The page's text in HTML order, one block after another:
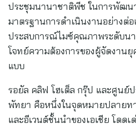
ประชุมนานาชาติพีช ในการพัฒน
มาตรฐานการดำเนินงานอย่างต่อ
ประสบการณ์ไมซ์คุณภาพระดับน
โจทย์ความต้องการของผู้จัดงาน
แบบ
รอยัล คลิฟ โฮเต็ล กรุ๊ป และศูนย์
พัทยา คือหนึ่งในจุดหมายปลายท
และอีเวนต์ชั้นนำของเอเชีย โดด